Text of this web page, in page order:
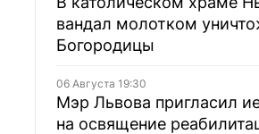
вандал молотком
Богородицы
06 Августа 19:30
Мэр Львова пригласил
на освящение